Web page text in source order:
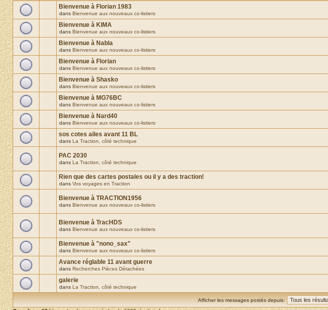
Bienvenue à Florian 1983
dans Bienvenue aux nouveaux co-listiers
Bienvenue à KIMA
dans Bienvenue aux nouveaux co-listiers
Bienvenue à Nabla
dans Bienvenue aux nouveaux co-listiers
Bienvenue à Florian
dans Bienvenue aux nouveaux co-listiers
Bienvenue à Shasko
dans Bienvenue aux nouveaux co-listiers
Bienvenue à MG76BC
dans Bienvenue aux nouveaux co-listiers
Bienvenue à Nard40
dans Bienvenue aux nouveaux co-listiers
sos cotes ailes avant 11 BL
dans La Traction, côté technique
PAC 2030
dans La Traction, côté technique
Rien que des cartes postales ou il y a des traction!
dans Vos voyages en Traction
Bienvenue à TRACTION1956
dans Bienvenue aux nouveaux co-listiers
Bienvenue à TracHDS
dans Bienvenue aux nouveaux co-listiers
Bienvenue à "nono_sax"
dans Bienvenue aux nouveaux co-listiers
Avance réglable 11 avant guerre
dans Recherches Pièces Détachées
galerie
dans La Traction, côté technique
Afficher les messages postés depuis: